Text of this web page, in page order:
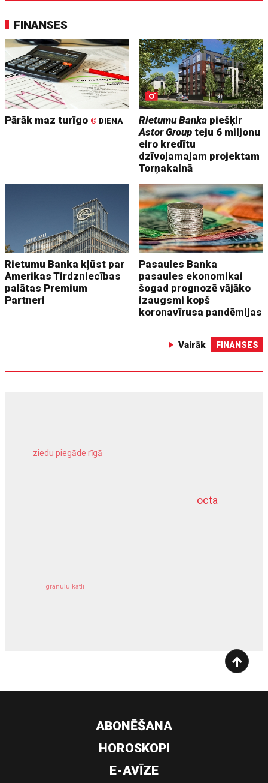
FINANSES
Pārāk maz turīgo © DIENA Rietumu Banka piešķir
Astor Group teju 6 miljonu
eiro kredītu
dzīvojamajam projektam
Torņakalnā
Rietumu Banka kļūst par
Amerikas Tirdzniecības
palātas Premium
Partneri
Pasaules Banka
pasaules ekonomikai
šogad prognozē vājāko
izaugsmi kopš
koronavīrusa pandēmijas
Vairāk FINANSES
octa
ziedu piegāde rīgā
granulu katli
dziļurbums
ABONĒŠANA
HOROSKOPI
E-AVĪZE